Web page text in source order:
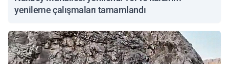
yenileme çalışmaları tamamlandı